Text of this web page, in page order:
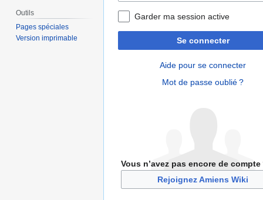
Garder ma session active
Se connecter
Aide pour se connecter
Mot de passe oublié ?
Vous n’avez pas encore de compte
Rejoignez Amiens Wiki
Outils
Pages spéciales
Version imprimable